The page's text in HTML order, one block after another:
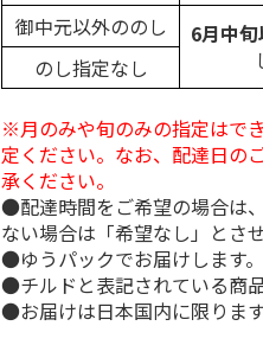
御中元以外ののし 6月中
のし指定なし
※月のみや旬のみの指定はで
定ください。なお、配達日の
承ください。
●配達時間をご希望の場合は
ない場合は「希望なし」とさ
●ゆうパックでお届けします。
●チルドと表記されている商
●お届けは日本国内に限ります